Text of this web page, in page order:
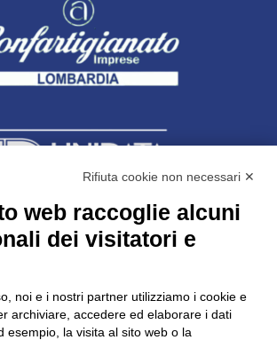
s.r.lcon unico socio
1 - 23100 Sondrio
- N.REA SO-36426
unidata.sondrio@legalmail.it
Rifiuta cookie non necessari ✕
web raccoglie alcuni
dei visitatori e
noi e i nostri partner utilizziamo i cookie e
archiviare, accedere ed elaborare i dati
esempio, la visita al sito web o la